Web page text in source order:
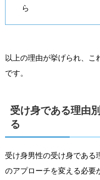
ら
以上の理由が挙げられ、
です。
受け身である理由
る
受け身男性の受け身である
のアプローチを変える必要